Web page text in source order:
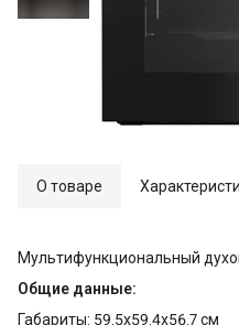
О товаре
Мультифункциональный
Общие данные:
Габариты: 59.5х59.4х56.7 см